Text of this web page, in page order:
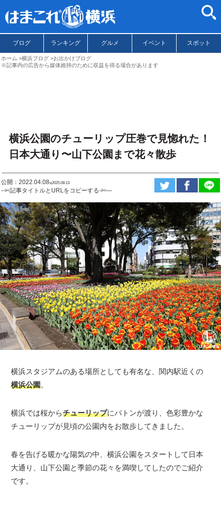
ブログ ランキング グルメ イベント スポット
ホーム 横浜ブログ
お出かけブログ
※記事内の広告から媒体維持のために収益を得る場合があります
横浜公園のチューリップ圧巻で見惚れた！
日本大通り〜山下公園まで花々散歩
公開：2022.04.08ಇ2025.08.13
--✄記事タイトルとURLをコピーする-✄—
横浜スタジアムのある場所としても有名な、関内駅近くの
横浜公園。
横浜では桜からチューリップにバトンが渡り、色彩豊かな
チューリップが見頃の公園内をお散歩してきました。
春を告げる暖かな陽気の中、横浜公園をスタートして日本
大通り、山下公園と季節の花々を満喫してしたのでご紹介
です。